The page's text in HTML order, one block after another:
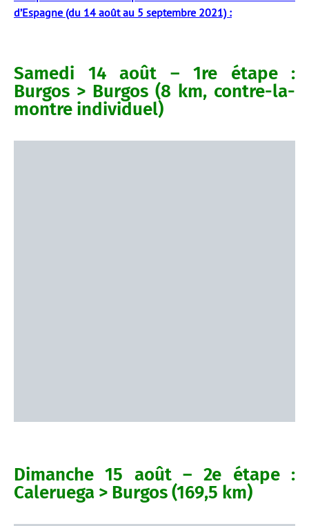
d’Espagne (du 14 août au 5 septembre 2021) :
Samedi 14 août – 1re étape :
Burgos > Burgos (8 km, contre-la-
montre individuel)
Dimanche 15 août – 2e étape :
Caleruega > Burgos (169,5 km)